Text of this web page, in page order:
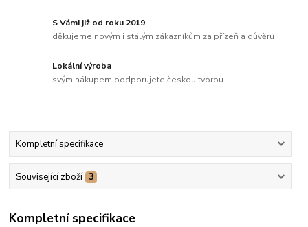
S Vámi již od roku 2019
děkujeme novým i stálým zákazníkům za přízeň a důvěru
Lokální výroba
svým nákupem podporujete českou tvorbu
Kompletní specifikace
Související zboží 3
Kompletní specifikace